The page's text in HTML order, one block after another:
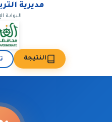
مديرية
البوابة
النتيجة